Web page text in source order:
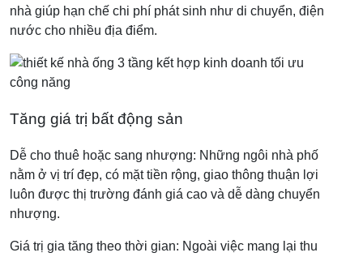
nhà giúp hạn chế chi phí phát sinh như di chuyển, điện
nước cho nhiều địa điểm.
Tăng giá trị bất động sản
Dễ cho thuê hoặc sang nhượng: Những ngôi nhà phố
nằm ở vị trí đẹp, có mặt tiền rộng, giao thông thuận lợi
luôn được thị trường đánh giá cao và dễ dàng chuyển
nhượng.
Giá trị gia tăng theo thời gian: Ngoài việc mang lại thu